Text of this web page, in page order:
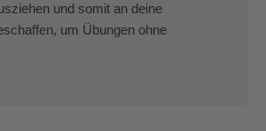
und somit an deine
um Übungen ohne